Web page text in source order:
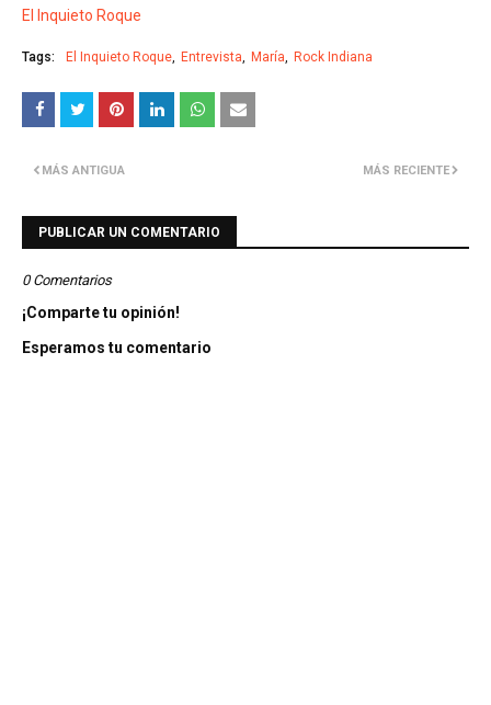
El Inquieto Roque
Tags: El Inquieto Roque Entrevista María Rock Indiana
MÁS RECIENTE
MÁS ANTIGUA
PUBLICAR UN COMENTARIO
0 Comentarios
¡Comparte tu opinión!
Esperamos tu comentario